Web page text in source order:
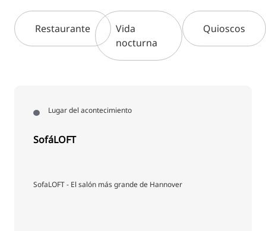
Restaurante
Vida
nocturna
Quioscos
Lugar del acontecimiento
SofáLOFT
SofaLOFT - El salón más grande de Hannover